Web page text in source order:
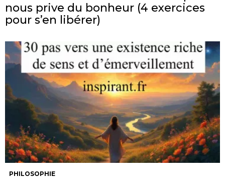
nous prive du bonheur (4 exercices
pour s’en libérer)
PHILOSOPHIE